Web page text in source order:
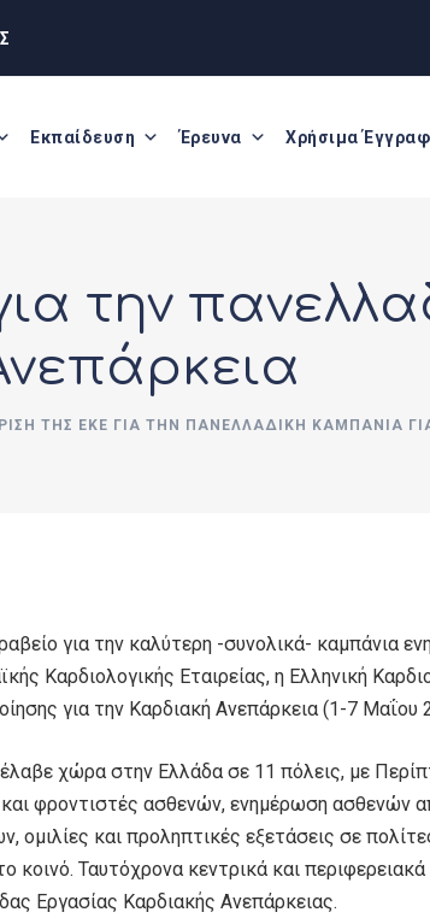
Εκπαίδευση Έρευνα Χρήσιμα
την
ΤΗΣ ΕΚΕ ΓΙΑ ΤΗΝ ΠΑΝΕΛΛΑΔΙΚΉ ΚΑΜΠΆΝΙΑ
για την καλύτερη -συνολικά- καμπάνια
Καρδιολογικής Εταιρείας, η Ελληνική
για την Καρδιακή Ανεπάρκεια (1-7 Μαΐου
χώρα στην Ελλάδα σε 11 πόλεις, με
και φροντιστές ασθενών, ενημέρωση
ομιλίες και προληπτικές εξετάσεις σε
κοινό. Ταυτόχρονα κεντρικά και
Εργασίας Καρδιακής Ανεπάρκειας.